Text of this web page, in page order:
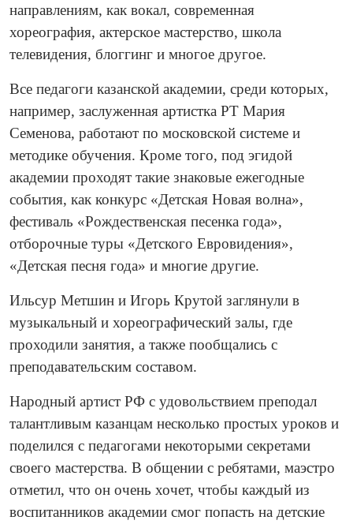
направлениям, как вокал, современная
хореография, актерское мастерство, школа
телевидения, блоггинг и многое другое.
Все педагоги казанской академии, среди которых,
например, заслуженная артистка РТ Мария
Семенова, работают по московской системе и
методике обучения. Кроме того, под эгидой
академии проходят такие знаковые ежегодные
события, как конкурс «Детская Новая волна»,
фестиваль «Рождественская песенка года»,
отборочные туры «Детского Евровидения»,
«Детская песня года» и многие другие.
Ильсур Метшин и Игорь Крутой заглянули в
музыкальный и хореографический залы, где
проходили занятия, а также пообщались с
преподавательским составом.
Народный артист РФ с удовольствием преподал
талантливым казанцам несколько простых уроков и
поделился с педагогами некоторыми секретами
своего мастерства. В общении с ребятами, маэстро
отметил, что он очень хочет, чтобы каждый из
воспитанников академии смог попасть на детские